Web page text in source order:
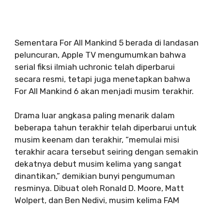
Sementara For All Mankind 5 berada di landasan
peluncuran, Apple TV mengumumkan bahwa
serial fiksi ilmiah uchronic telah diperbarui
secara resmi, tetapi juga menetapkan bahwa
For All Mankind 6 akan menjadi musim terakhir.
Drama luar angkasa paling menarik dalam
beberapa tahun terakhir telah diperbarui untuk
musim keenam dan terakhir, “memulai misi
terakhir acara tersebut seiring dengan semakin
dekatnya debut musim kelima yang sangat
dinantikan,” demikian bunyi pengumuman
resminya. Dibuat oleh Ronald D. Moore, Matt
Wolpert, dan Ben Nedivi, musim kelima FAM